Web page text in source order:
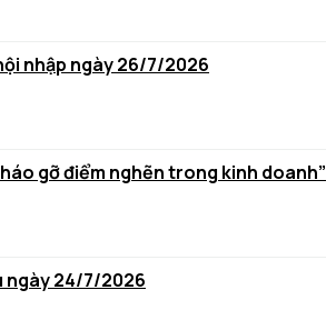
nhập ngày 26/7/2026
gỡ điểm nghẽn trong kinh doanh”
ngày 24/7/2026